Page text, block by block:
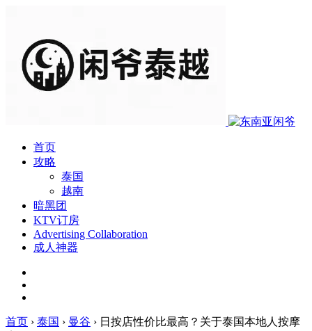
首页
攻略
泰国
越南
暗黑团
KTV订房
Advertising Collaboration
成人神器
首页 › 泰国 › 曼谷 › 日按店性价比最高？关于泰国本地人按摩